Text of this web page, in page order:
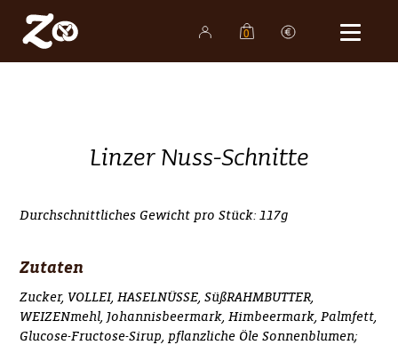
0
Karriere
Kontakt
Linzer Nuss-Schnitte
Durchschnittliches Gewicht pro Stück: 117g
Zutaten
Zucker, VOLLEI, HASELNÜSSE, SüßRAHMBUTTER,
WEIZENmehl, Johannisbeermark, Himbeermark, Palmfett,
Glucose-Fructose-Sirup, pflanzliche Öle Sonnenblumen;